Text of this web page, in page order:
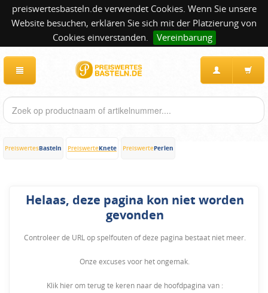
preiswertesbasteln.de verwendet Cookies. Wenn Sie unsere
Website besuchen, erklären Sie sich mit der Platzierung von
Cookies einverstanden.
Vereinbarung
PreiswertesBasteln PreiswerteKnete PreiswertePerlen
Helaas, deze pagina kon niet worden
gevonden
Controleer de URL op spelfouten of deze pagina bestaat niet meer.
Onze excuses voor het ongemak.
Klik hier om terug te keren naar de hoofdpagina van :